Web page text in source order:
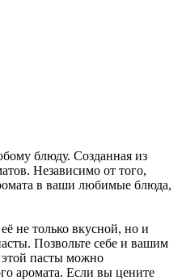
блюду. Созданная из
Независимо от того,
в ваши любимые блюда,
не только вкусной, но и
Позвольте себе и вашим
этой пасты можно
аромата. Если вы цените